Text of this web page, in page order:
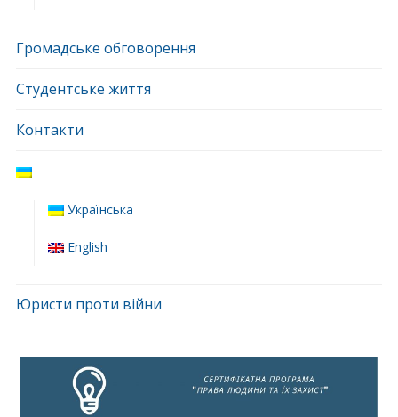
Громадське обговорення
Студентське життя
Контакти
Українська
English
Юристи проти війни